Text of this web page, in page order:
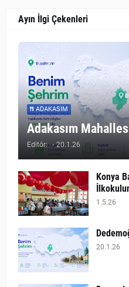
Ayın İlgi Çekenleri
ADAKASIM
Adakasım
Editör: - 20.1.26
Konya
1.5.26
20.1.26